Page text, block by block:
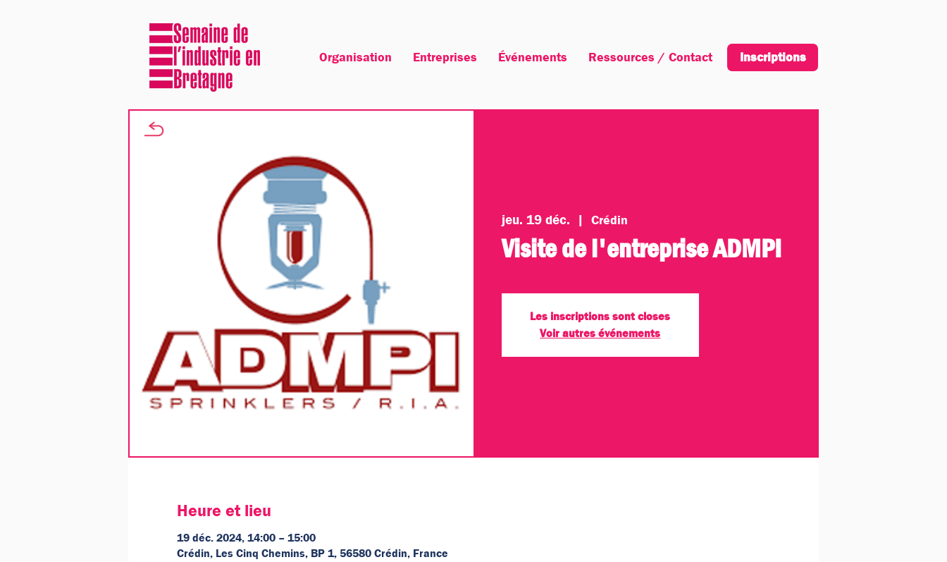
Organisation Entreprises Événements Ressources / Contact Inscription
Inscriptions
jeu. 19 déc.
  |
Crédin
Visite de l'entreprise ADMPI
Les inscriptions sont closes
Voir autres événements
Heure et lieu
19 déc. 2024, 14:00 – 15:00
Crédin, Les Cinq Chemins, BP 1, 56580 Crédin, France